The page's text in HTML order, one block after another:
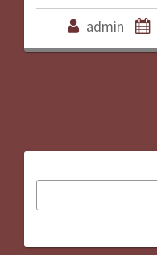
admin